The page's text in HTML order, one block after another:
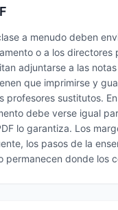
a menudo deben
o a los directores
adjuntarse a las
que imprimirse y
profesores sustitutos.
debe verse igual
lo garantiza. Los
los pasos de la
permanecen donde los